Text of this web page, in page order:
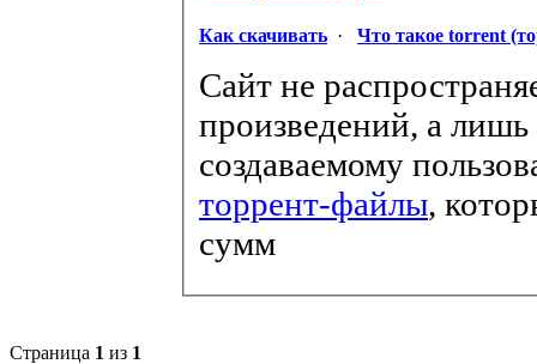
Как скачивать · Что такое torrent
Сайт не
произведений, а лишь
создаваемому
торрент-файлы,
сумм
Страница 1 из 1